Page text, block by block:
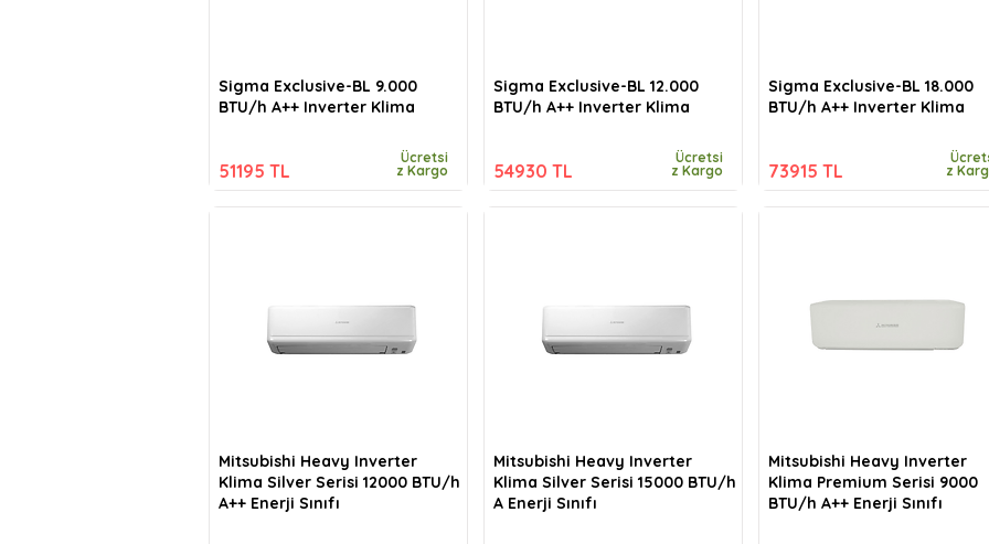
Sigma Exclusive-BL 9.000
BTU/h A++ Inverter Klima
51195 TL
Ücretsi
z Kargo
Mitsubishi Heavy Inverter
Klima Silver Serisi 12000 BTU/h
A++ Enerji Sınıfı
Sigma Exclusive-BL 12.000
BTU/h A++ Inverter Klima
54930 TL
Ücretsi
z Kargo
Mitsubishi Heavy Inverter
Klima Silver Serisi 15000 BTU/h
A Enerji Sınıfı
Sigma Exclusive-BL 18.000
BTU/h A++ Inverter Klima
73915 TL
z
Mitsubishi Heavy Inverter
Klima Premium Serisi 9000
BTU/h A++ Enerji Sınıfı